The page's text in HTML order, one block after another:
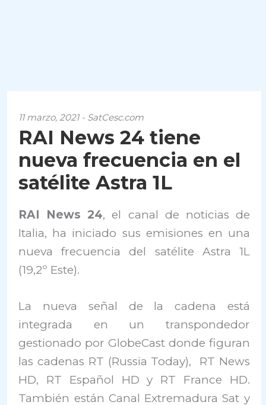
11 marzo, 2021 - SatCesc.com
RAI News 24 tiene
nueva frecuencia en el
satélite Astra 1L
RAI News 24, el canal de noticias de
Italia, ha iniciado sus emisiones en una
nueva frecuencia del satélite Astra 1L
(19,2º Este).
La nueva señal de la cadena está
integrada en un transpondedor
gestionado por GlobeCast donde figuran
las cadenas RT (Russia Today), RT News
HD, RT Español HD y RT France HD.
También están Canal Extremadura Sat y